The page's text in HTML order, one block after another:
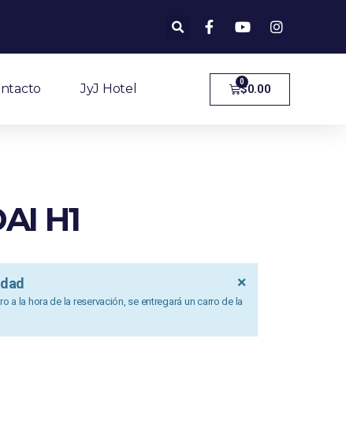
JyJ Hotel $0.00
0
H1
a la hora de la reservación, se entregará un carro de la
×